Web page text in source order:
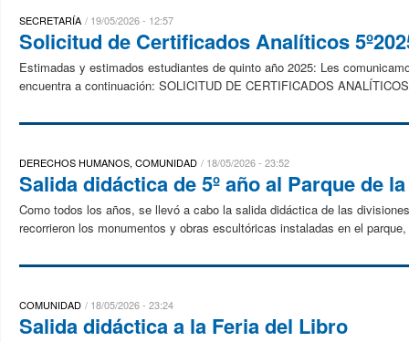
SECRETARÍA 19/05/2026 - 12:57
Solicitud de Certificados Analíticos
Estimadas y estimados estudiantes de quinto año 2025: Les
encuentra a continuación: SOLICITUD DE CERTIFICADOS
DERECHOS HUMANOS, COMUNIDAD 18/05/2026 - 23:52
Salida didáctica de 5º año al Parque de
Como todos los años, se llevó a cabo la salida didáctica de las
recorrieron los monumentos y obras escultóricas instaladas en el
COMUNIDAD 18/05/2026 - 23:24
Salida didáctica a la Feria del Libro